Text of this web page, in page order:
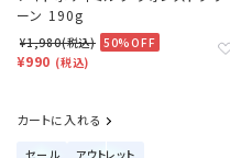
ーン 190g
¥1,980(税込) 50%OFF
¥990 (税込)
カートに入れる
セール アウトレット